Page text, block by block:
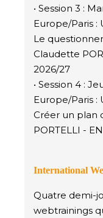
• Session 3 :
Europe/Paris :
Le
Claudette
2026/27
• Session 4 :
Europe/Paris :
Créer un plan
PORTELLI -
International
Quatre demi-
webtrainings